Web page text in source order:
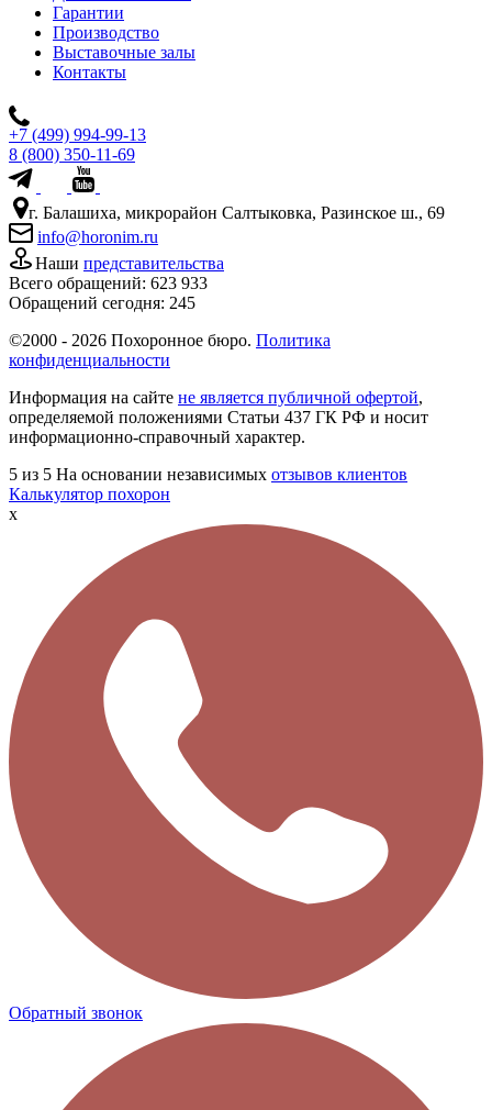
Гарантии
Производство
Выставочные залы
Контакты
+7 (499) 994-99-13
8 (800) 350-11-69
г. Балашиха, микрорайон Салтыковка, Разинское ш., 69
info@horonim.ru
Наши представительства
Всего обращений: 623 933
Обращений сегодня: 245
©2000 - 2026 Похоронное бюро. Политика
конфиденциальности
Информация на сайте не является публичной офертой,
определяемой положениями Статьи 437 ГК РФ и носит
информационно-справочный характер.
5 из 5 На основании независимых отзывов клиентов
Калькулятор похорон
x
Обратный звонок